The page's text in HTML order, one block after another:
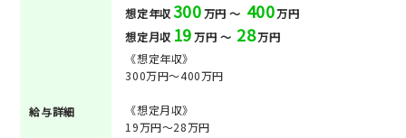
給与詳細
想定年収300万円 ～ 400万円
想定月収 19万円 ～ 28万円
《想定年収》
300万円～400万円
《想定月収》
19万円～28万円